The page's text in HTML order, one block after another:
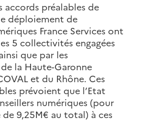
accords préalables de
déploiement de
France Services ont
5 collectivités engagées
que par les
la Haute-Garonne
et du Rhône. Ces
prévoient que l’Etat
numériques (pour
9,25M€ au total) à ces